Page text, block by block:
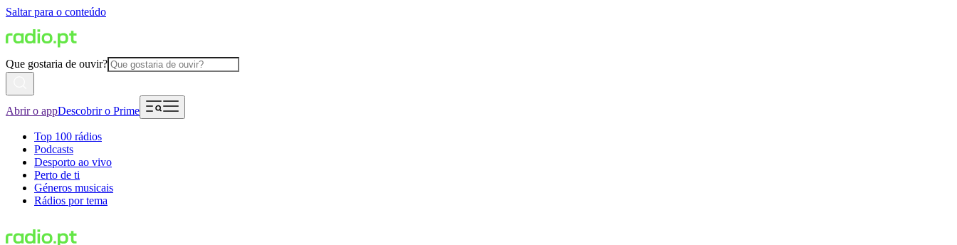
Saltar para o conteúdo
Que gostaria de ouvir?
Abrir o appDescobrir o Prime
Top 100 rádios
Podcasts
Desporto ao vivo
Perto de ti
Géneros musicais
Rádios por tema